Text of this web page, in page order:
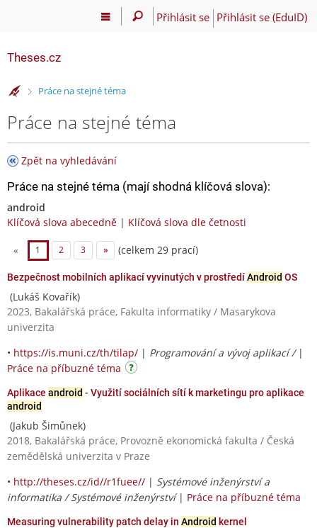
Přihlásit se Přihlásit se (EduID)
Theses.cz
>Práce na stejné téma
Práce na stejné téma
Zpět na vyhledávání
Práce na stejné téma (mají shodná klíčová slova):
android
Klíčová slova abecedně | Klíčová slova dle četnosti
« 1 2 3 » (celkem 29 prací)
Bezpečnost mobilních aplikací vyvinutých v prostředíAndroid OS
(Lukáš Kovařík)
2023, Bakalářská práce, Fakulta informatiky / Masarykova
univerzita
• https://is.muni.cz/th/tilap/ | Programování a vývoj aplikací / |
Práce na příbuzné téma
Aplikace android - Využití sociálních sítí k marketingu pro aplikace
android
(Jakub Šimůnek)
2018, Bakalářská práce, Provozně ekonomická fakulta / Česká
zemědělská univerzita v Praze
• http://theses.cz/id//r1fuee// | Systémové inženýrství a
informatika / Systémové inženýrství| Práce na příbuzné téma
Measuring vulnerability patch delay in Android kernel